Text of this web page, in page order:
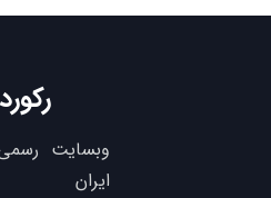
وبسایت
ایران